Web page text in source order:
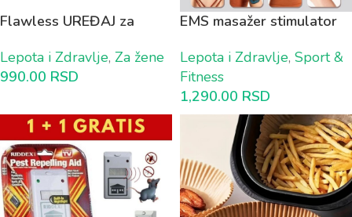
Flawless UREĐAJ za
punjivom baterijom
Lepota i Zdravlje, Za žene
990.00 RSD
EMS masažer stimulator
plus 1 GRATIS
Lepota i Zdravlje, Sport &
Fitness
1,290.00 RSD